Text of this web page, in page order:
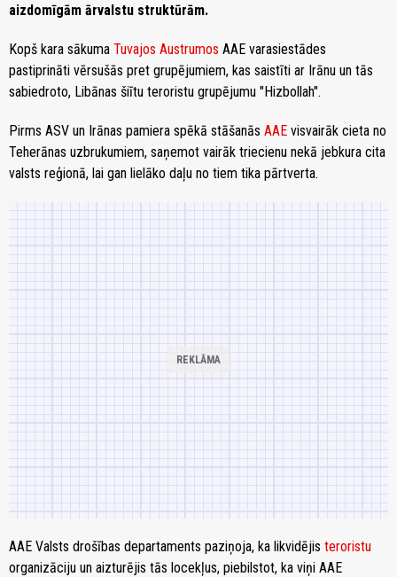
aizdomīgām ārvalstu struktūrām.
Kopš kara sākuma Tuvajos Austrumos AAE varasiestādes
pastiprināti vērsušās pret grupējumiem, kas saistīti ar Irānu un tās
sabiedroto, Libānas šiītu teroristu grupējumu "Hizbollah".
Pirms ASV un Irānas pamiera spēkā stāšanās AAE visvairāk cieta no
Teherānas uzbrukumiem, saņemot vairāk triecienu nekā jebkura cita
valsts reģionā, lai gan lielāko daļu no tiem tika pārtverta.
AAE Valsts drošības departaments paziņoja, ka likvidējis teroristu
organizāciju un aizturējis tās locekļus, piebilstot, ka viņi AAE